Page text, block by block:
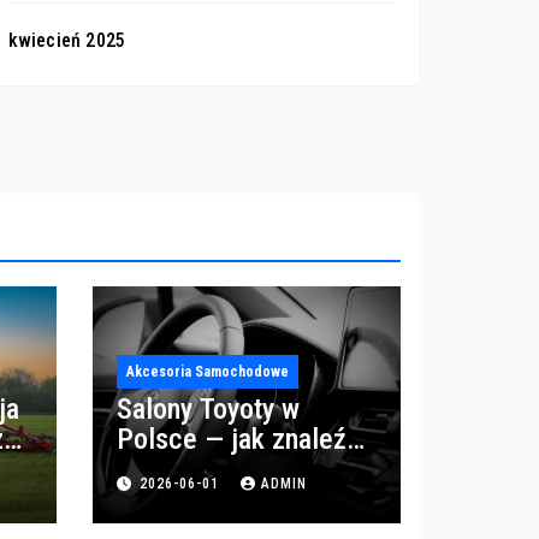
kwiecień 2025
Akcesoria Samochodowe
Salony Toyoty w
Polsce — jak znaleźć
najlepszy salon i
serwis
2026-06-01 ADMIN